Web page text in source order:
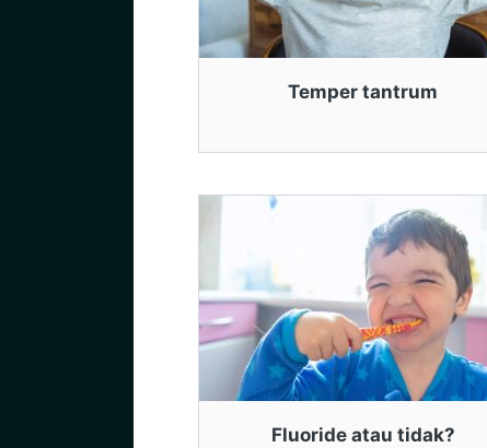
Temper tantrum
Fluoride atau tidak?